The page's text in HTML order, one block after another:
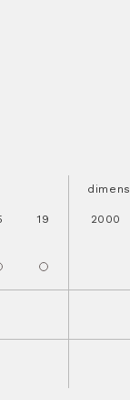
19 2000